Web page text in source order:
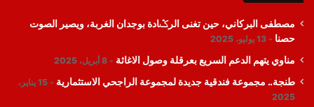
مصطفى البركاني، حين تغنى الرݣادة بوجدان الغربة، ويصير الصوت
حصنا
13 يوليو، 2025
مناوي يتهم الدعم السريع بعرقلة وصول الاغاثة 8 أبريل، 2025
طنجة.. مجموعة فندقية جديدة لمجموعة الراجحي الاستثمارية
15 يناير،
2025